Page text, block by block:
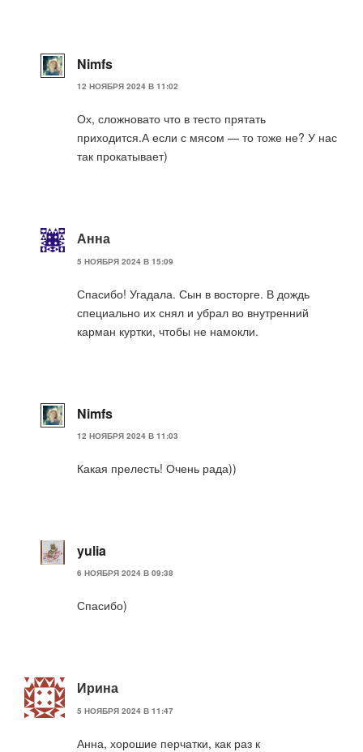
Nimfs
12 НОЯБРЯ 2024 В 11:02
Ох, сложновато что в тесто прятать
приходится.А если с мясом — то тоже не? У нас
так прокатывает)
Анна
5 НОЯБРЯ 2024 В 15:09
Спасибо! Угадала. Сын в восторге. В дождь
специально их снял и убрал во внутренний
карман куртки, чтобы не намокли.
Nimfs
12 НОЯБРЯ 2024 В 11:03
Какая прелесть! Очень рада))
yulia
6 НОЯБРЯ 2024 В 09:38
Спасибо)
Ирина
5 НОЯБРЯ 2024 В 11:47
Анна, хорошие перчатки, как раз к